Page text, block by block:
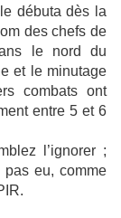
débuta dès la
des chefs de
le nord du
et le minutage
combats ont
entre 5 et 6
l’ignorer ;
eu, comme